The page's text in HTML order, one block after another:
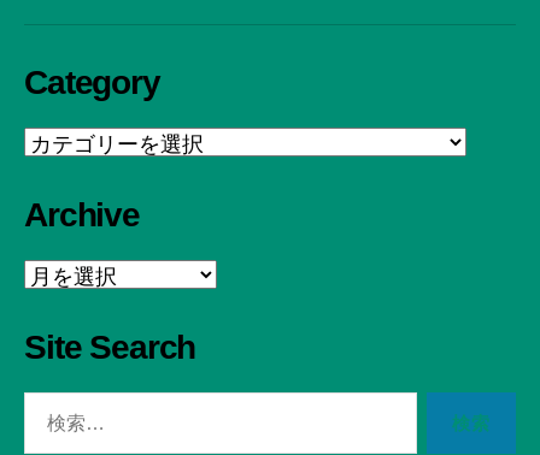
Category
Category
Archive
Archive
Site Search